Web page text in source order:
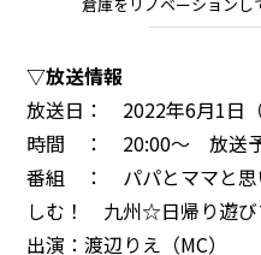
▽放送情報
放送日： 2022年6月1日（
時間 ： 20:00～ 放送
番組 ： パパとママと思
しむ！ 九州☆日帰り遊び
出演：渡辺りえ（MC）